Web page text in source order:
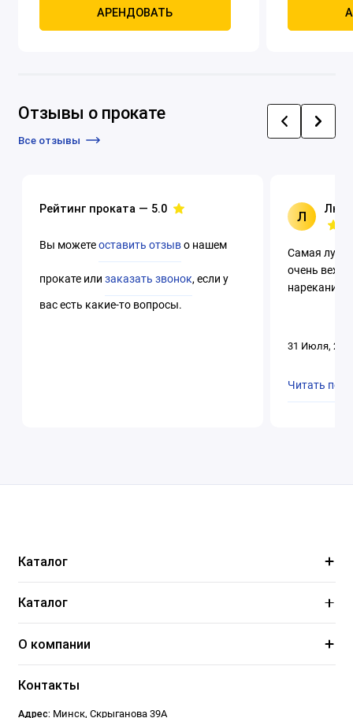
АРЕНДОВАТЬ
Мощность,
Отзывы о прокате
Все отзывы
Рейтинг проката — 5.0
Вы можетеоставить отзыво нашем
прокате илизаказать звонок, если у
вас есть какие-то вопросы.
Л
Самая
очень
нареканий.
31 Июля,
Читать
Каталог
Каталог
О компании
Контакты
Адрес: Минск, Скрыганова 39А